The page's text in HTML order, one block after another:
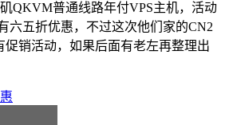
QKVM普通线路年付VPS主机，活动
六五折优惠，不过这次他们家的CN2
促销活动，如果后面有老左再整理出